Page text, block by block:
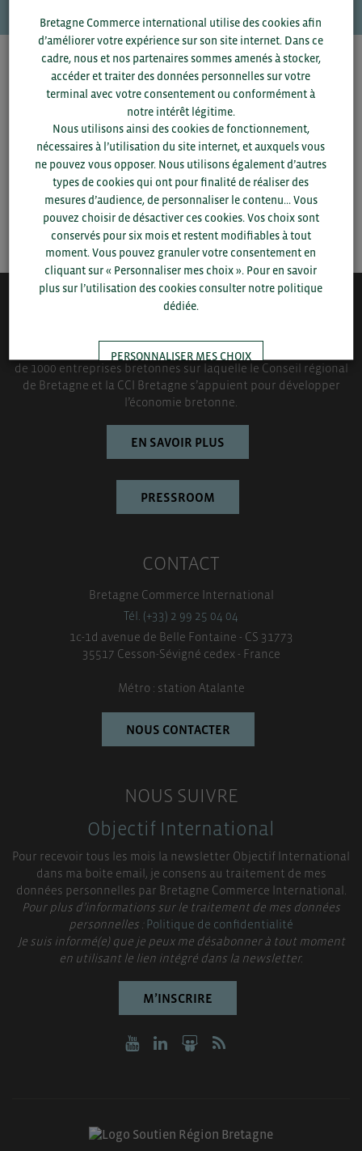
Pour voir les contacts, merci de renseigner votre
département et votre secteur
ou connectez-vous.
SAUVEGARDER
Bretagne Commerce International est une association de plus
de 1000 entreprises bretonnes sur laquelle le Conseil régional
de Bretagne et la CCI Bretagne s’appuient pour développer
l’économie bretonne.
EN SAVOIR PLUS
PRESSROOM
CONTACT
Bretagne Commerce International
Tél. (+33) 2 99 25 04 04
1c-1d avenue de Belle Fontaine - CS 31773
35517 Cesson-Sévigné cedex - France
Métro : station Atalante
NOUS CONTACTER
NOUS SUIVRE
Objectif International
Pour recevoir tous les mois la newsletter Objectif International
dans ma boite email, je consens au traitement de mes
données personnelles par Bretagne Commerce International.
Pour plus d’informations sur le traitement de mes données
personnelles :Politique de confidentialité
Je suis informé(e) que je peux me désabonner à tout moment
en utilisant le lien intégré dans la newsletter.
M’INSCRIRE
Bretagne Commerce international utilise des cookies afin
d’améliorer votre expérience sur son site internet. Dans ce
cadre, nous et nos partenaires sommes amenés à stocker,
accéder et traiter des données personnelles sur votre
terminal avec votre consentement ou conformément à
notre intérêt légitime.
Nous utilisons ainsi des cookies de fonctionnement,
nécessaires à l’utilisation du site internet, et auxquels vous
ne pouvez vous opposer. Nous utilisons également d’autres
types de cookies qui ont pour finalité de réaliser des
mesures d’audience, de personnaliser le contenu... Vous
pouvez choisir de désactiver ces cookies. Vos choix sont
conservés pour six mois et restent modifiables à tout
moment. Vous pouvez granuler votre consentement en
cliquant sur « Personnaliser mes choix ». Pour en savoir
plus sur l’utilisation des cookies consulter notre politique
dédiée.
PERSONNALISER MES CHOIX
TOUT ACCEPTER